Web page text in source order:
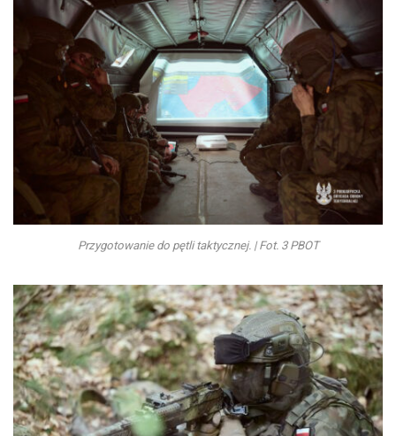
Przygotowanie do pętli taktycznej. | Fot. 3 PBOT